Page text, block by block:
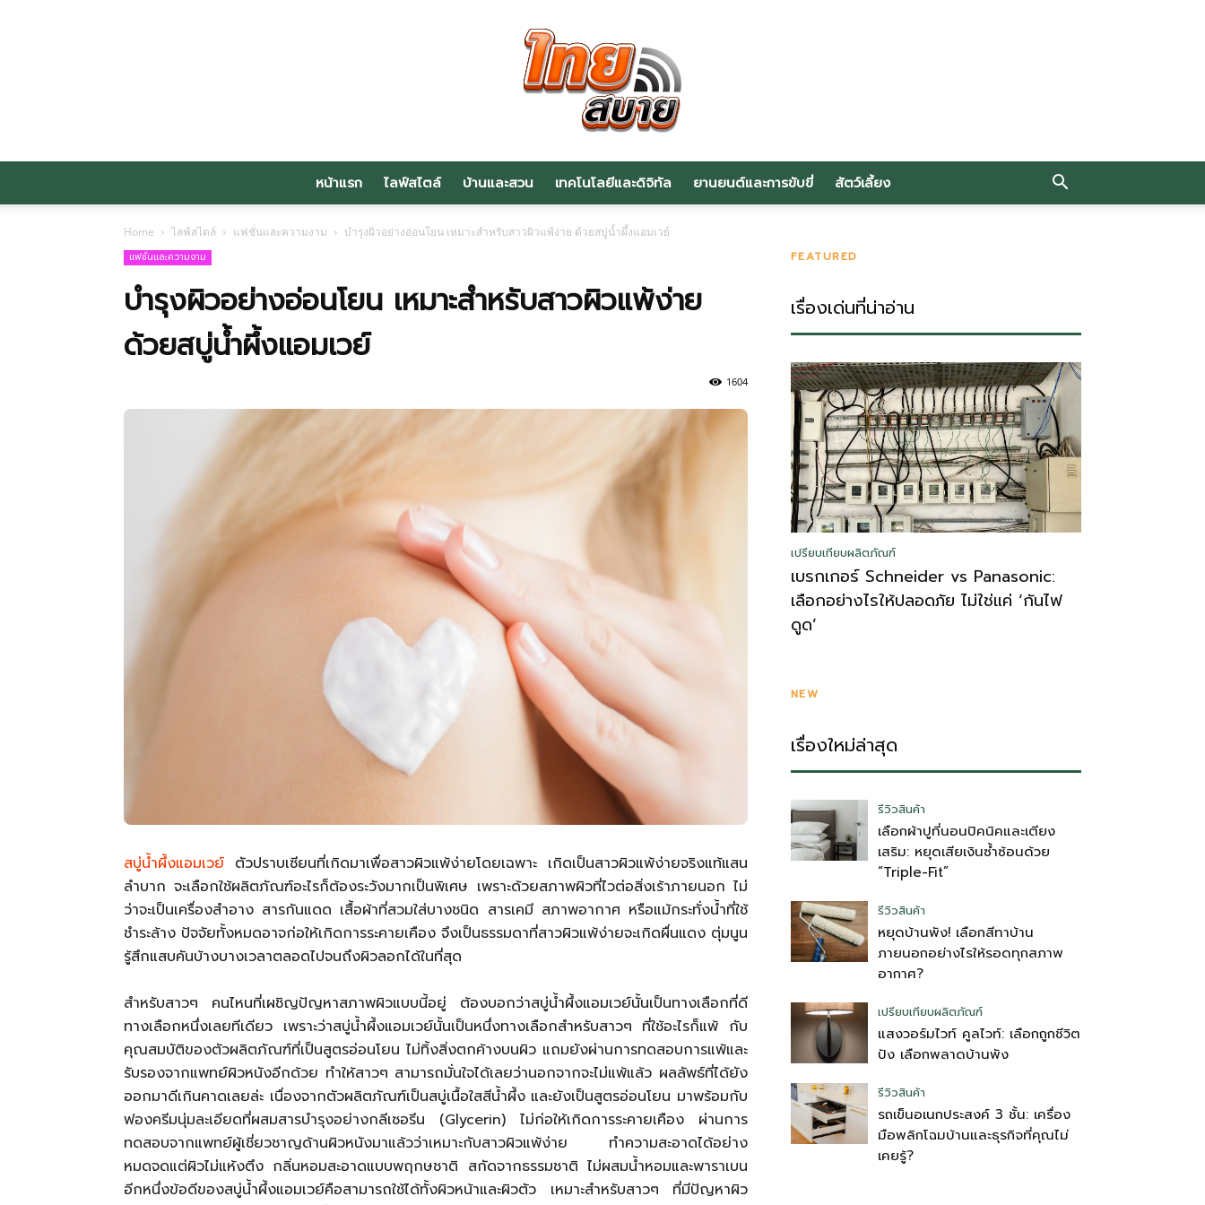
สาระ
ไร
ตี้
ไทย
สบาย(ดอท)คอม
หน้าแรก ไลฟ์สไตล์ บ้านและสวน เทคโนโลยีและดิจิทัล ยานยนต์และการขับขี่ สัตว์เลี้ยง
Home ไลฟ์สไตล์ แฟชั่นและความงาม บำรุงผิวอย่างอ่อนโยน เหมาะสำหรับสาวผิวแพ้ง่าย ด้วยสบู่น้ำผึ้งแอมเวย์
แฟชั่นและความงาม
บำรุงผิวอย่างอ่อนโยน เหมาะสำหรับสาวผิวแพ้ง่าย
ด้วยสบู่น้ำผึ้งแอมเวย์
1604
สบู่น้ำผึ้งแอมเวย์ ตัวปราบเซียนที่เกิดมาเพื่อสาวผิวแพ้ง่ายโดยเฉพาะ เกิดเป็นสาวผิวแพ้ง่ายจริงแท้แสน
ลำบาก จะเลือกใช้ผลิตภัณฑ์อะไรก็ต้องระวังมากเป็นพิเศษ เพราะด้วยสภาพผิวที่ไวต่อสิ่งเร้าภายนอก ไม่
ว่าจะเป็นเครื่องสำอาง สารกันแดด เสื้อผ้าที่สวมใส่บางชนิด สารเคมี สภาพอากาศ หรือแม้กระทั่งน้ำที่ใช้
ชำระล้าง ปัจจัยทั้งหมดอาจก่อให้เกิดการระคายเคือง จึงเป็นธรรมดาที่สาวผิวแพ้ง่ายจะเกิดผื่นแดง ตุ่มนูน
รู้สึกแสบคันบ้างบางเวลาตลอดไปจนถึงผิวลอกได้ในที่สุด
สำหรับสาวๆ คนไหนที่เผชิญปัญหาสภาพผิวแบบนี้อยู่ ต้องบอกว่าสบู่น้ำผึ้งแอมเวย์นั้นเป็นทางเลือกที่ดี
ทางเลือกหนึ่งเลยทีเดียว เพราะว่าสบู่น้ำผึ้งแอมเวย์นั้นเป็นหนึ่งทางเลือกสำหรับสาวๆ ที่ใช้อะไรก็แพ้ กับ
คุณสมบัติของตัวผลิตภัณฑ์ที่เป็นสูตรอ่อนโยน ไม่ทิ้งสิ่งตกค้างบนผิว แถมยังผ่านการทดสอบการแพ้และ
รับรองจากแพทย์ผิวหนังอีกด้วย ทำให้สาวๆ สามารถมั่นใจได้เลยว่านอกจากจะไม่แพ้แล้ว ผลลัพธ์ที่ได้ยัง
ออกมาดีเกินคาดเลยล่ะ เนื่องจากตัวผลิตภัณฑ์เป็นสบู่เนื้อใสสีน้ำผึ้ง และยังเป็นสูตรอ่อนโยน มาพร้อมกับ
ฟองครีมนุ่มละเอียดที่ผสมสารบำรุงอย่างกลีเซอรีน (Glycerin) ไม่ก่อให้เกิดการระคายเคือง ผ่านการ
ทดสอบจากแพทย์ผู้เชี่ยวชาญด้านผิวหนังมาแล้วว่าเหมาะกับสาวผิวแพ้ง่าย ทำความสะอาดได้อย่าง
หมดจดแต่ผิวไม่แห้งตึง กลิ่นหอมสะอาดแบบพฤกษชาติ สกัดจากธรรมชาติ ไม่ผสมน้ำหอมและพาราเบน
อีกหนึ่งข้อดีของสบู่น้ำผึ้งแอมเวย์คือสามารถใช้ได้ทั้งผิวหน้าและผิวตัว เหมาะสำหรับสาวๆ ที่มีปัญหาผิว
FEATURED
เรื่องเด่นที่น่าอ่าน
เปรียบเทียบผลิตภัณฑ์
เบรกเกอร์ Schneider vs Panasonic:
เลือกอย่างไรให้ปลอดภัย ไม่ใช่แค่ ‘กันไฟ
ดูด’
NEW
เรื่องใหม่ล่าสุด
รีวิวสินค้า
เลือกผ้าปูที่นอนปิคนิคและเตียง
เสริม: หยุดเสียเงินซ้ำซ้อนด้วย
“Triple-Fit”
รีวิวสินค้า
หยุดบ้านพัง! เลือกสีทาบ้าน
ภายนอกอย่างไรให้รอดทุกสภาพ
อากาศ?
เปรียบเทียบผลิตภัณฑ์
แสงวอร์มไวท์ คูลไวท์: เลือกถูกชีวิต
ปัง เลือกพลาดบ้านพัง
รีวิวสินค้า
รถเข็นอเนกประสงค์ 3 ชั้น: เครื่อง
มือพลิกโฉมบ้านและธุรกิจที่คุณไม่
เคยรู้?